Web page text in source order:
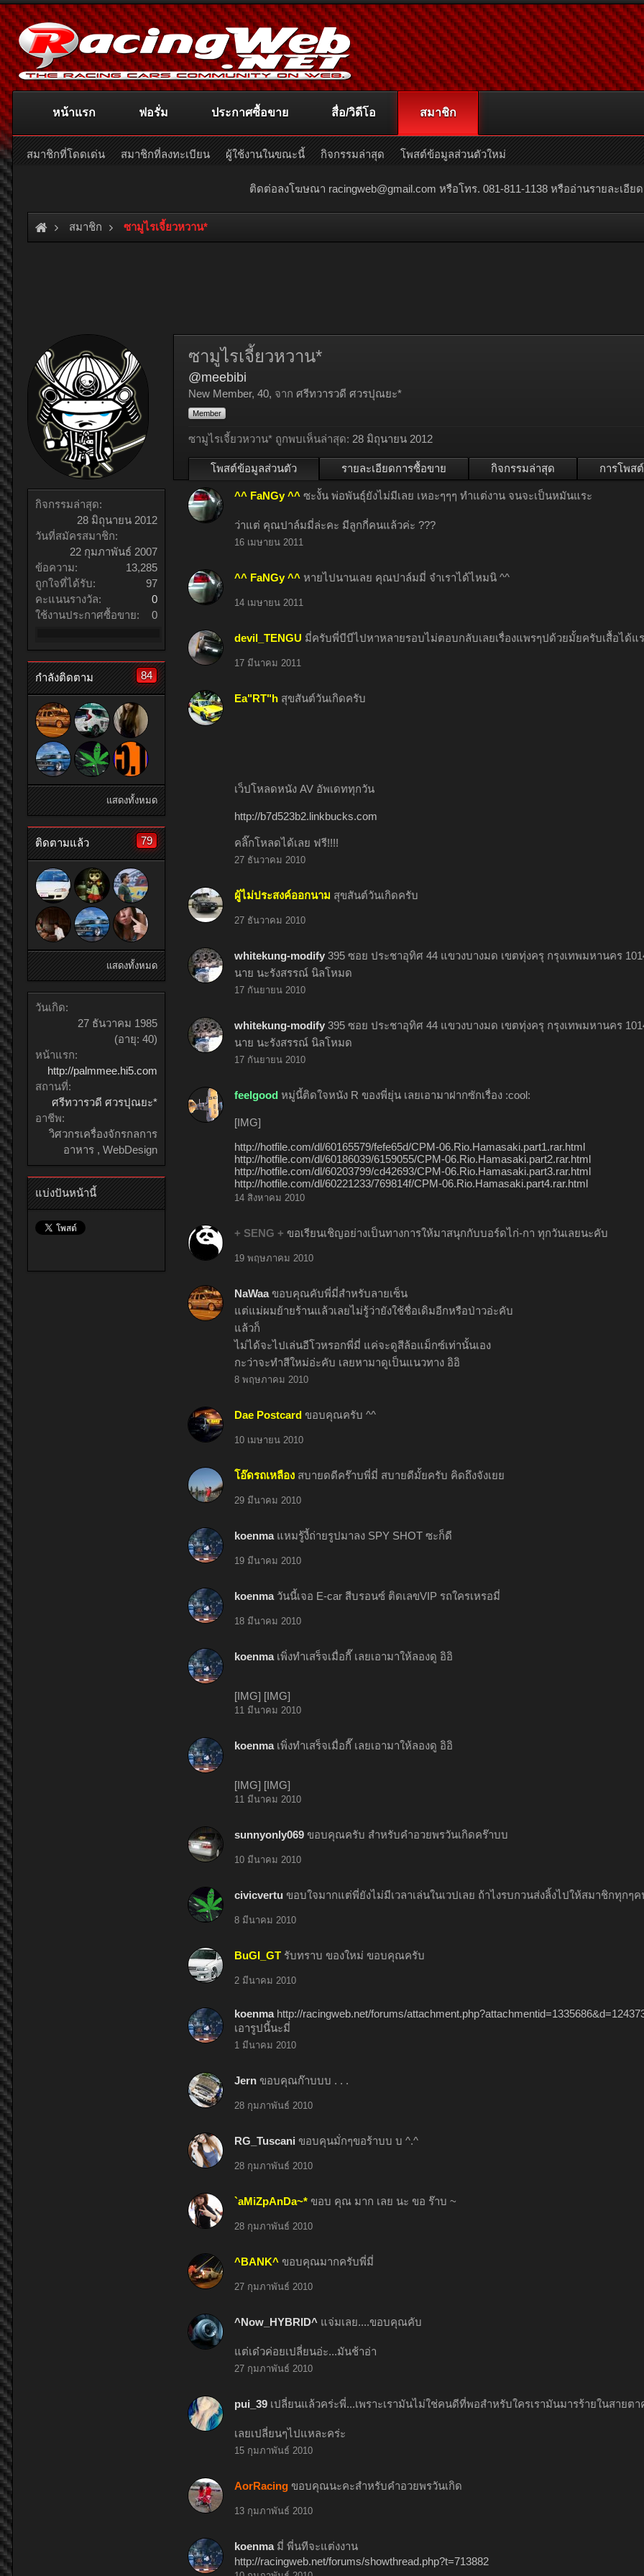
ติดต่อลงโฆษณา racingweb@gmail.com หรือโทร. 081-811-1138 หรืออ่านรายละเอีย
สมาชิก ซามูไรเจี้ยวหวาน*
กิจกรรมล่าสุด:
28 มิถุนายน 2012
วันที่สมัครสมาชิก:
22 กุมภาพันธ์ 2007
ข้อความ:
13,285
ถูกใจที่ได้รับ:
97
คะแนนรางวัล:
0
ใช้งานประกาศซื้อขาย:
0
กำลังติดตาม 84
แสดงทั้งหมด
ติดตามแล้ว 79
แสดงทั้งหมด
วันเกิด:
27 ธันวาคม 1985
(อายุ: 40)
หน้าแรก:
http://palmmee.hi5.com
สถานที่:
ศรีทวารวดี ศวรปุณยะ*
อาชีพ:
วิศวกรเครื่องจักรกลการ
อาหาร , WebDesign
แบ่งปันหน้านี้
ซามูไรเจี้ยวหวาน*
@meebibi
New Member, 40, จาก ศรีทวารวดี ศวรปุณยะ*
Member
ซามูไรเจี้ยวหวาน* ถูกพบเห็นล่าสุด: 28 มิถุนายน 2012
โพสต์ข้อมูลส่วนตัว รายละเอียดการซื้อขาย กิจกรรมล่าสุด การโพสต์
^^ FaNGy ^^ ซะงั้น พ่อพันธุ์ยังไม่มีเลย เหอะๆๆๆ ทำแต่งาน จนจะเป็นหมันแระ
ว่าแต่ คุณปาล์มมี่ล่ะคะ มีลูกกี่คนแล้วค่ะ ???
16 เมษายน 2011
^^ FaNGy ^^ หายไปนานเลย คุณปาล์มมี่ จำเราได้ไหมนิ ^^
14 เมษายน 2011
devil_TENGU มี่ครับพี่บีบีไปหาหลายรอบไม่ตอบกลับเลยเรื่องแพรๆปด้วยมั้ยครับเสื้อได้แ
17 มีนาคม 2011
Ea"RT"h สุขสันต์วันเกิดครับ
เว็ปโหลดหนัง AV อัพเดททุกวัน
http://b7d523b2.linkbucks.com
คลิ๊กโหลดได้เลย ฟรี!!!!
27 ธันวาคม 2010
ผู้ไม่ประสงค์ออกนาม สุขสันต์วันเกิดครับ
27 ธันวาคม 2010
whitekung-modify 395 ซอย ประชาอุทิศ 44 แขวงบางมด เขตทุ่งครุ กรุงเทพมหานคร
นาย นะรังสรรณ์ นิลโหมด
17 กันยายน 2010
whitekung-modify 395 ซอย ประชาอุทิศ 44 แขวงบางมด เขตทุ่งครุ กรุงเทพมหานคร
นาย นะรังสรรณ์ นิลโหมด
17 กันยายน 2010
feelgood หมู่นี้ติดใจหนัง R ของพี่ยุ่น เลยเอามาฝากซักเรื่อง :cool:
[IMG]
http://hotfile.com/dl/60165579/fefe65d/CPM-06.Rio.Hamasaki.part1.rar.html
http://hotfile.com/dl/60186039/6159055/CPM-06.Rio.Hamasaki.part2.rar.html
http://hotfile.com/dl/60203799/cd42693/CPM-06.Rio.Hamasaki.part3.rar.html
http://hotfile.com/dl/60221233/769814f/CPM-06.Rio.Hamasaki.part4.rar.html
14 สิงหาคม 2010
+ SENG + ขอเรียนเชิญอย่างเป็นทางการให้มาสนุกกับบอร์ดไก่-กา ทุกวันเลยนะคับ
19 พฤษภาคม 2010
NaWaa ขอบคุณคับพี่มี่สำหรับลายเซ็น
แต่แม่ผมย้ายร้านแล้วเลยไม่รู้ว่ายังใช้ชื่อเดิมอีกหรือป่าวอ่ะคับ
แล้วก็
ไม่ได้จะไปเล่นอีโวหรอกพี่มี่ แค่จะดูสีล้อแม็กซ์เท่านั้นเอง
กะว่าจะทำสีใหม่อ่ะคับ เลยหามาดูเป็นแนวทาง อิอิ
8 พฤษภาคม 2010
Dae Postcard ขอบคุณครับ ^^
10 เมษายน 2010
โอ๊ดรถเหลือง สบายดดีคร๊าบพี่มี่ สบายดีมั้ยครับ คิดถึงจังเยย
29 มีนาคม 2010
koenma แหมรู้งี้ถ่ายรูปมาลง SPY SHOT ซะก็ดี
19 มีนาคม 2010
koenma วันนี้เจอ E-car สีบรอนซ์ ติดเลขVIP รถใครเหรอมี่
18 มีนาคม 2010
koenma เพิ่งทำเสร็จเมื่อกี๊ เลยเอามาให้ลองดู อิอิ
[IMG] [IMG]
11 มีนาคม 2010
koenma เพิ่งทำเสร็จเมื่อกี๊ เลยเอามาให้ลองดู อิอิ
[IMG] [IMG]
11 มีนาคม 2010
sunnyonly069 ขอบคุณครับ สำหรับคำอวยพรวันเกิดคร๊าบบ
10 มีนาคม 2010
civicvertu ขอบใจมากแต่พี่ยังไม่มีเวลาเล่นในเวปเลย ถ้าไงรบกวนส่งลิ้งไปให้สมาชิกทุกๆ
8 มีนาคม 2010
BuGI_GT รับทราบ ของใหม่ ขอบคุณครับ
2 มีนาคม 2010
koenma http://racingweb.net/forums/
เอารูปนี้นะมี่
1 มีนาคม 2010
Jern ขอบคุณก๊าบบบ . . .
28 กุมภาพันธ์ 2010
RG_Tuscani ขอบคุนมั่กๆขอร้าบบ บ ^.^
28 กุมภาพันธ์ 2010
`aMiZpAnDa~* ขอบ คุณ มาก เลย นะ ขอ ร๊าบ ~
28 กุมภาพันธ์ 2010
^BANK^ ขอบคุณมากครับพี่มี่
27 กุมภาพันธ์ 2010
^Now_HYBRID^ แจ่มเลย....ขอบคุณคับ
แต่เด๋วค่อยเปลี่ยนอ่ะ...มันช้าอ่า
27 กุมภาพันธ์ 2010
pui_39 เปลี่ยนแล้วคร่ะพี่...เพราะเรามันไม่ใช่คนดีที่พอสำหรับใครเรามันมารร้ายในสายต
เลยเปลี่ยนๆไปแหละคร่ะ
15 กุมภาพันธ์ 2010
AorRacing ขอบคุณนะคะสำหรับคำอวยพรวันเกิด
13 กุมภาพันธ์ 2010
koenma มี่ พี่นทีจะแต่งงาน
http://racingweb.net/forums/showthread.php?t=713882
หน้าแรก ฟอรั่ม ประกาศซื้อขาย สื่อ/วิดีโอ สมาชิก
สมาชิกที่โดดเด่น สมาชิกที่ลงทะเบียน ผู้ใช้งานในขณะนี้ กิจกรรมล่าสุด โพสต์ข้อมูลส่วนตัวใหม่